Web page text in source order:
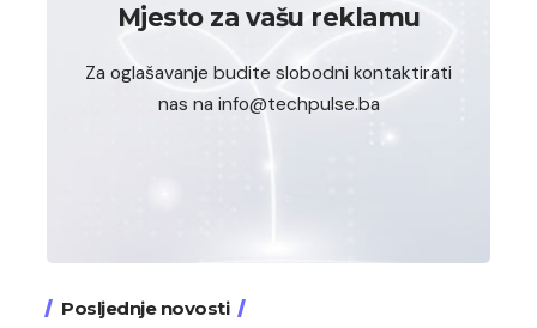
Mjesto za vašu reklamu
Za oglašavanje budite slobodni kontaktirati
nas na info@techpulse.ba
Posljednje novosti